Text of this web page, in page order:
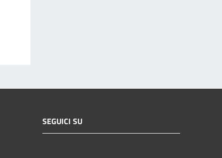
SEGUICI SU